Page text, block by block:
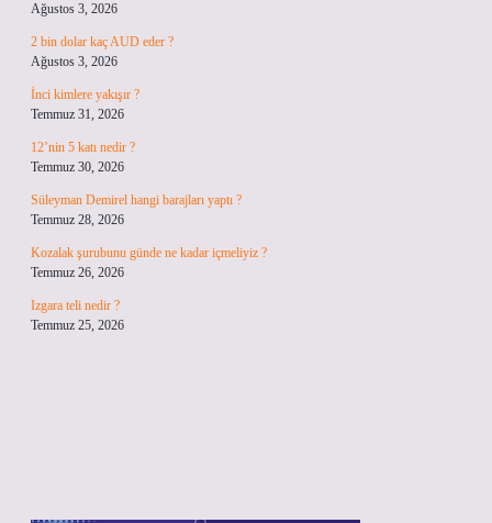
Ağustos 3, 2026
2 bin dolar kaç AUD eder ?
Ağustos 3, 2026
İnci kimlere yakışır ?
Temmuz 31, 2026
12’nin 5 katı nedir ?
Temmuz 30, 2026
Süleyman Demirel hangi barajları yaptı ?
Temmuz 28, 2026
Kozalak şurubunu günde ne kadar içmeliyiz ?
Temmuz 26, 2026
Izgara teli nedir ?
Temmuz 25, 2026